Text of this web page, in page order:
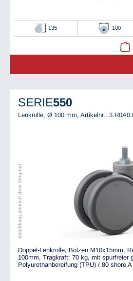
135 100
SERIE550
Lenkrolle, Ø 100 mm, Artikelnr.:
Abbildung ähnlich dem Original
Doppel-Lenkrolle, Bolzen M10x15mm,
100mm, Tragkraft: 70 kg, mit spurfreier
Polyurethanbereifung (TPU) / 80 shore A